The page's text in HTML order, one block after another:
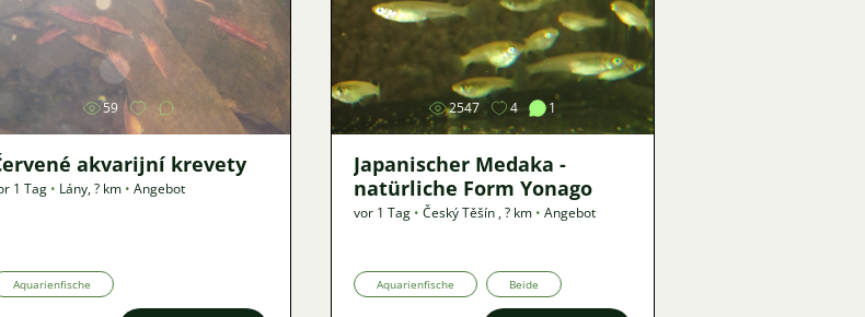
Bild
59
akvarijní krevety
1 Tag • Lány,? km • Angebot
Aquarienfische
Bild
2547 4 1
Japanischer Medaka -
natürliche Form Yonago
vor 1 Tag • Český Těšín ,? km • Angebot
Aquarienfische Beide